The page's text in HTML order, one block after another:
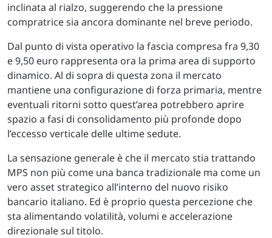
inclinata al rialzo, suggerendo che la pressione
compratrice sia ancora dominante nel breve periodo.
Dal punto di vista operativo la fascia compresa fra 9,30
e 9,50 euro rappresenta ora la prima area di supporto
dinamico. Al di sopra di questa zona il mercato
mantiene una configurazione di forza primaria, mentre
eventuali ritorni sotto quest’area potrebbero aprire
spazio a fasi di consolidamento più profonde dopo
l’eccesso verticale delle ultime sedute.
La sensazione generale è che il mercato stia trattando
MPS non più come una banca tradizionale ma come un
vero asset strategico all’interno del nuovo risiko
bancario italiano. Ed è proprio questa percezione che
sta alimentando volatilità, volumi e accelerazione
direzionale sul titolo.